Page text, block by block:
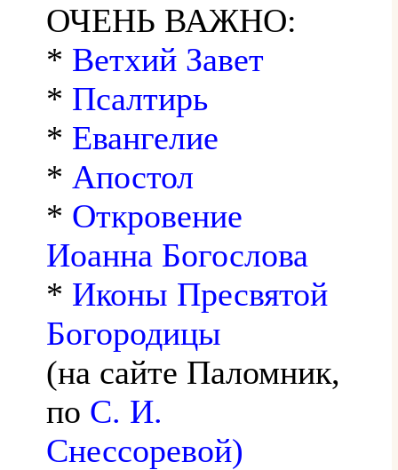
ОЧЕНЬ ВАЖНО:
* Ветхий Завет
* Псалтирь
* Евангелие
* Апостол
* Откровение
Иоанна Богослова
* Иконы Пресвятой
Богородицы
(на сайте Паломник,
по С. И.
Снессоревой)